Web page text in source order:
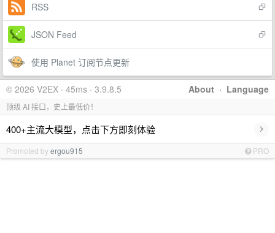
RSS
JSON Feed
使用 Planet 订阅节点更新
About · Language
© 2026 V2EX · 45ms · 3.9.8.5
顶级 AI 接口，史上最低价！
400+主流大模型，点击下方即刻体验 ›
Promoted byergou915 PRO